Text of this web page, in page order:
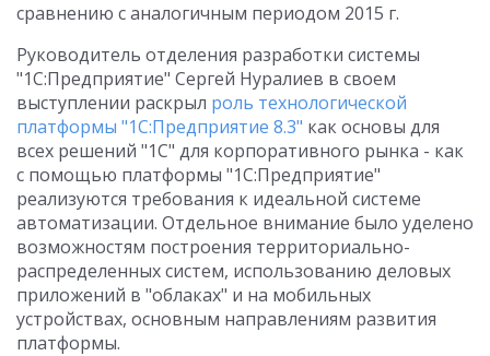
сравнению с аналогичным периодом 2015 г.
Руководитель отделения разработки системы
"1С:Предприятие" Сергей Нуралиев в своем
выступлении раскрыл роль технологической
платформы "1С:Предприятие 8.3" как основы для
всех решений "1С" для корпоративного рынка - как
с помощью платформы "1С:Предприятие"
реализуются требования к идеальной системе
автоматизации. Отдельное внимание было уделено
возможностям построения территориально-
распределенных систем, использованию деловых
приложений в "облаках" и на мобильных
устройствах, основным направлениям развития
платформы.